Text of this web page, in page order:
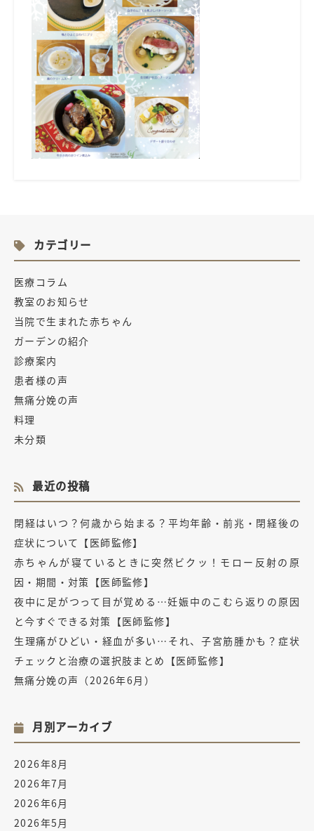
カテゴリー
医療コラム
教室のお知らせ
当院で生まれた赤ちゃん
ガーデンの紹介
診療案内
患者様の声
無痛分娩の声
料理
未分類
最近の投稿
閉経はいつ？何歳から始まる？平均年齢・前兆・閉経後の
症状について【医師監修】
赤ちゃんが寝ているときに突然ビクッ！モロー反射の原
因・期間・対策【医師監修】
夜中に足がつって目が覚める…妊娠中のこむら返りの原因
と今すぐできる対策【医師監修】
生理痛がひどい・経血が多い…それ、子宮筋腫かも？症状
チェックと治療の選択肢まとめ【医師監修】
無痛分娩の声（2026年6月）
月別アーカイブ
2026年8月
2026年7月
2026年6月
2026年5月